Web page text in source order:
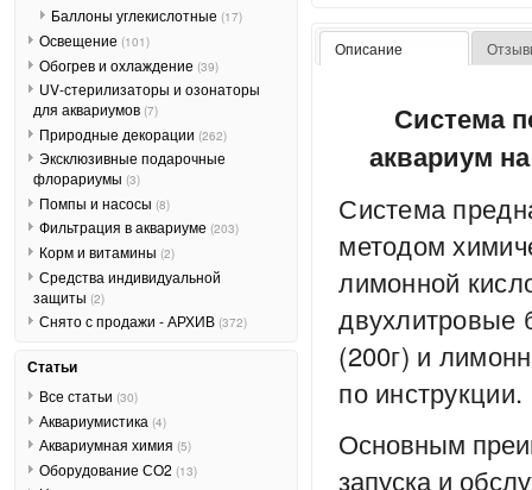
Описание
Система
аквариум
Система
методом
лимонной
двухлитровые
(200г) и
по инструкции.
Основным
запуска и
Баллоны углекислотные (17)
Освещение (101)
Обогрев и охлаждение (39)
UV-стерилизаторы и озонаторы
для аквариумов (7)
Природные декорации (262)
Эксклюзивные подарочные
флорариумы (3)
Помпы и насосы (8)
Фильтрация в аквариуме (203)
Корм и витамины (2)
Средства индивидуальной
защиты (2)
Снято с продажи - АРХИВ (372)
Статьи
Все статьи (30)
Аквариумистика (4)
Аквариумная химия (5)
Оборудование СО2 (13)